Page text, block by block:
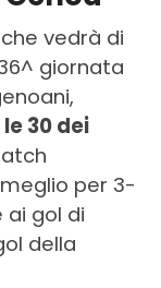
vedrà di
giornata
30 dei
per 3-
ai gol di
della